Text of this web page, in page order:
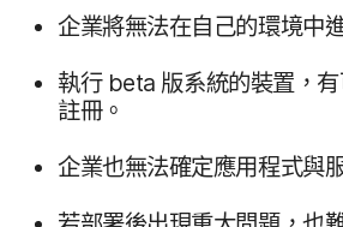
企業​將​無法​在​自己​的​環境​中​
執行beta 版​系統​的​裝置，​
註冊。
企業​也​無法​確定​應​用​程式​與​